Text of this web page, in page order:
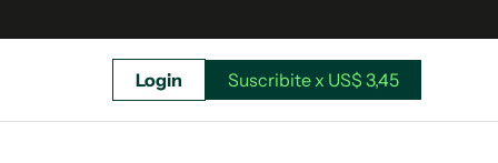
Login Suscribite x US$ 3,45